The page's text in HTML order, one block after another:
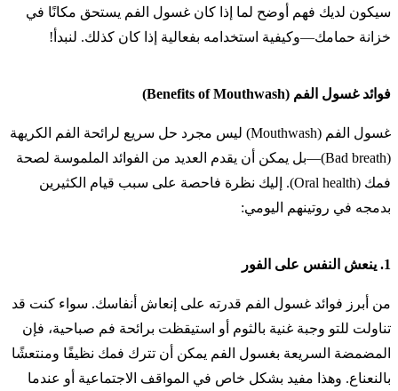
سيكون لديك فهم أوضح لما إذا كان غسول الفم يستحق مكانًا في
خزانة حمامك—وكيفية استخدامه بفعالية إذا كان كذلك. لنبدأ!
فوائد غسول الفم (Benefits of Mouthwash)
غسول الفم (Mouthwash) ليس مجرد حل سريع لرائحة الفم الكريهة
(Bad breath)—بل يمكن أن يقدم العديد من الفوائد الملموسة لصحة
فمك (Oral health). إليك نظرة فاحصة على سبب قيام الكثيرين
بدمجه في روتينهم اليومي:
1. ينعش النفس على الفور
من أبرز فوائد غسول الفم قدرته على إنعاش أنفاسك. سواء كنت قد
تناولت للتو وجبة غنية بالثوم أو استيقظت برائحة فم صباحية، فإن
المضمضة السريعة بغسول الفم يمكن أن تترك فمك نظيفًا ومنتعشًا
بالنعناع. وهذا مفيد بشكل خاص في المواقف الاجتماعية أو عندما